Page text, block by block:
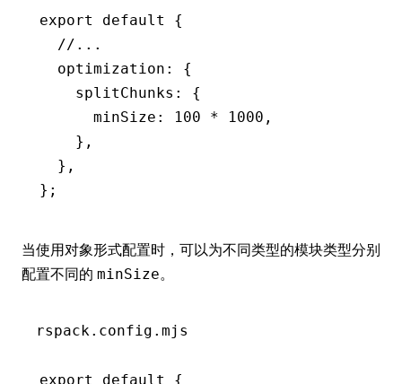
export default
{
  //...
  optimization
:
{
    splitChunks
:
{
      minSize
: 100 * 1000 ,
    }
,
  }
,
};
当使用对象形式配置时，可以为不同类型的模块类型分别
配置不同的 minSize。
rspack.config.mjs
export default
{